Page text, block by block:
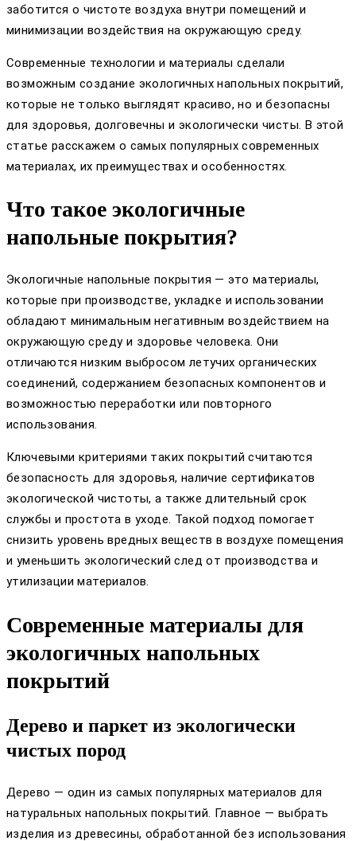
заботится о чистоте воздуха внутри помещений и
минимизации воздействия на окружающую среду.
Современные технологии и материалы сделали
возможным создание экологичных напольных покрытий,
которые не только выглядят красиво, но и безопасны
для здоровья, долговечны и экологически чисты. В этой
статье расскажем о самых популярных современных
материалах, их преимуществах и особенностях.
Что такое экологичные
напольные покрытия?
Экологичные напольные покрытия — это материалы,
которые при производстве, укладке и использовании
обладают минимальным негативным воздействием на
окружающую среду и здоровье человека. Они
отличаются низким выбросом летучих органических
соединений, содержанием безопасных компонентов и
возможностью переработки или повторного
использования.
Ключевыми критериями таких покрытий считаются
безопасность для здоровья, наличие сертификатов
экологической чистоты, а также длительный срок
службы и простота в уходе. Такой подход помогает
снизить уровень вредных веществ в воздухе помещения
и уменьшить экологический след от производства и
утилизации материалов.
Современные материалы для
экологичных напольных
покрытий
Дерево и паркет из экологически
чистых пород
Дерево — один из самых популярных материалов для
натуральных напольных покрытий. Главное — выбрать
изделия из древесины, обработанной без использования